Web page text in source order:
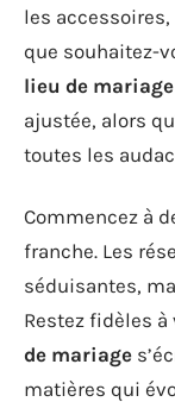
les
que souhaitez-
lieu de mariage
ajustée, alors
toutes les
Commencez à
franche. Les
séduisantes,
Restez fidèles à
de mariage
matières qui